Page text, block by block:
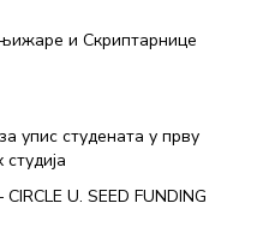
и Скриптарнице
упис студената у прву
U. SEED FUNDING